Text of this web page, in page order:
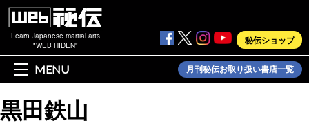
Learn Japanese martial arts
"WEB HIDEN"
秘伝ショップ
MENU 月刊秘伝お取り扱い書店一覧
黒田鉄山